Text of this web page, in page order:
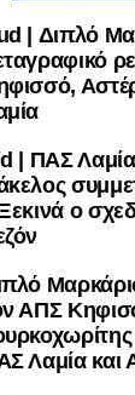
| Διπλό
| ΠΑΣ
ο
ΑΠΣ
Λαμία